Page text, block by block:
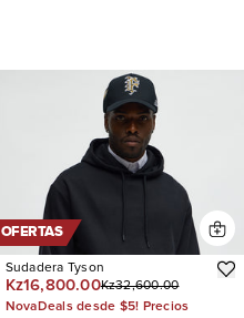
OFERTAS
Sudadera Tyson
Kz16,800.00Kz32,600.00
NovaDeals desde $5! Precios